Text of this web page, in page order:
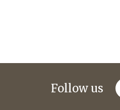
Follow us